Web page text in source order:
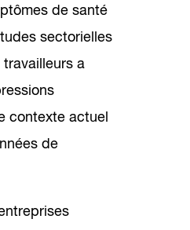
de santé
sectorielles
travailleurs a
contexte actuel
de